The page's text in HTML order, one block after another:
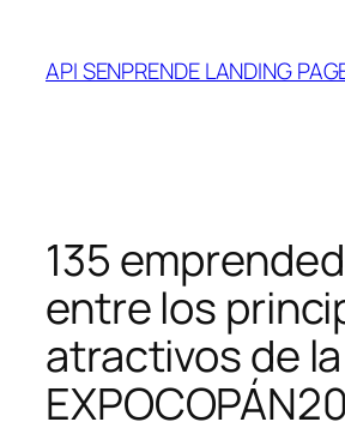
contenido
API SENPRENDE LANDING
135
entre los
atractivos de la